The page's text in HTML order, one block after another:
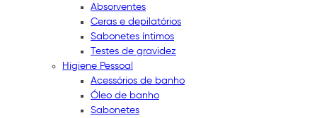
Absorventes
Ceras e depilatórios
Sabonetes íntimos
Testes de gravidez
Higiene Pessoal
Acessórios de banho
Óleo de banho
Sabonetes